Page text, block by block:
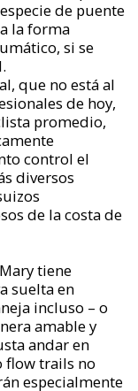
de puente
la forma
si se
que no está al
de hoy,
promedio,
control el
diversos
de la costa de
tiene
suelta en
incluso – o
amable y
andar en
flow trails no
especialmente